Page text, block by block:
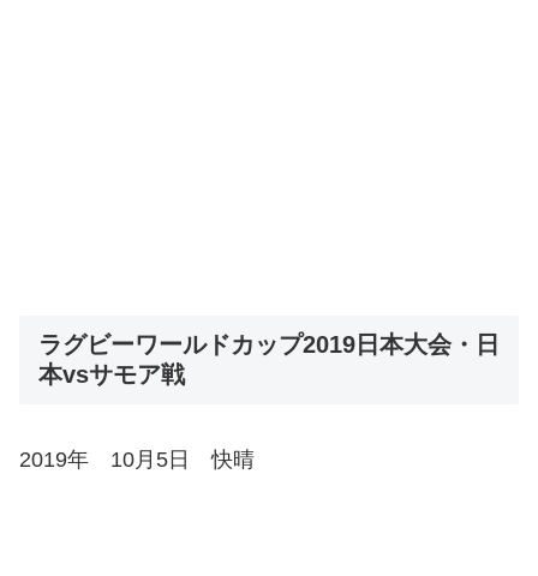
ラグビーワールドカップ2019日本大会・日
本vsサモア戦
2019年 10月5日 快晴